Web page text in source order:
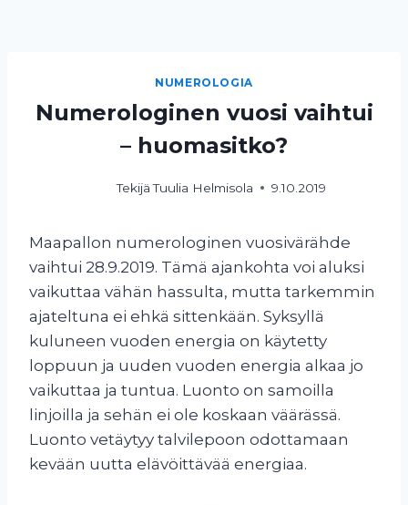
NUMEROLOGIA
Numerologinen vuosi vaihtui
– huomasitko?
Tekijä Tuulia Helmisola 9.10.2019
Maapallon numerologinen vuosivärähde
vaihtui 28.9.2019. Tämä ajankohta voi aluksi
vaikuttaa vähän hassulta, mutta tarkemmin
ajateltuna ei ehkä sittenkään. Syksyllä
kuluneen vuoden energia on käytetty
loppuun ja uuden vuoden energia alkaa jo
vaikuttaa ja tuntua. Luonto on samoilla
linjoilla ja sehän ei ole koskaan väärässä.
Luonto vetäytyy talvilepoon odottamaan
kevään uutta elävöittävää energiaa.